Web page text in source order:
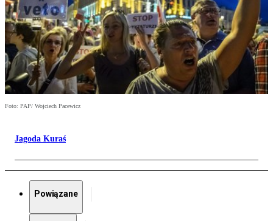
Foto: PAP/ Wojciech Pacewicz
Jagoda Kuraś
Powiązane